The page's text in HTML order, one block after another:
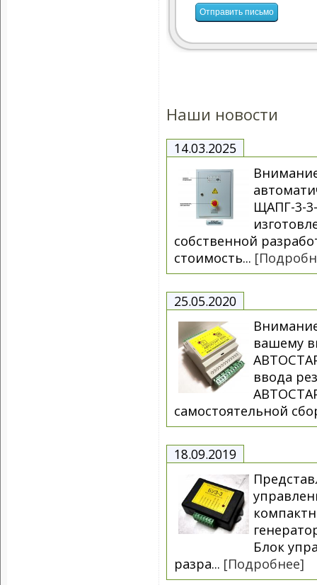
Наши новости
14.03.2025
ЩАПГ-3-
собственной
стоимость...
25.05.2020
вашему
ввода
самостоятельной
18.09.2019
Блок
разра... [Подробнее]